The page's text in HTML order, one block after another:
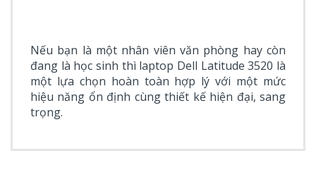
Nếu bạn là một nhân viên văn phòng hay còn
đang là học sinh thì laptop Dell Latitude 3520 là
một lựa chọn hoàn toàn hợp lý với một mức
hiệu năng ổn định cùng thiết kế hiện đại, sang
trọng.